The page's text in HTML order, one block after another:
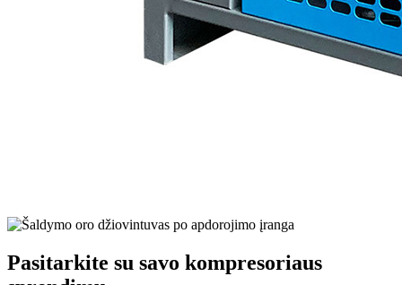
Pasitarkite su savo kompresoriaus